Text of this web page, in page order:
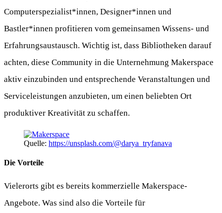
Computerspezialist*innen, Designer*innen und
Bastler*innen profitieren vom gemeinsamen Wissens- und
Erfahrungsaustausch. Wichtig ist, dass Bibliotheken darauf
achten, diese Community in die Unternehmung Makerspace
aktiv einzubinden und entsprechende Veranstaltungen und
Serviceleistungen anzubieten, um einen beliebten Ort
produktiver Kreativität zu schaffen.
Quelle: https://unsplash.com/@darya_tryfanava
Die Vorteile
Vielerorts gibt es bereits kommerzielle Makerspace-
Angebote. Was sind also die Vorteile für